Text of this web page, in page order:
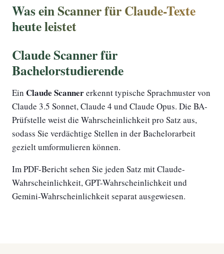
Was ein Scanner für Claude-Texte
heute leistet
Claude Scanner für
Bachelorstudierende
Ein Claude Scannererkennt typische Sprachmuster von
Claude 3.5 Sonnet, Claude 4 und Claude Opus. Die BA-
Prüfstelle weist die Wahrscheinlichkeit pro Satz aus,
sodass Sie verdächtige Stellen in der Bachelorarbeit
gezielt umformulieren können.
Im PDF-Bericht sehen Sie jeden Satz mit Claude-
Wahrscheinlichkeit, GPT-Wahrscheinlichkeit und
Gemini-Wahrscheinlichkeit separat ausgewiesen.